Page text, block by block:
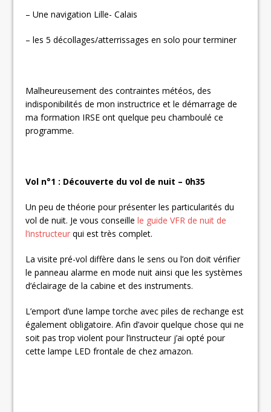
– Une navigation Lille- Calais
– les 5 décollages/atterrissages en solo pour terminer
Malheureusement des contraintes météos, des
indisponibilités de mon instructrice et le démarrage de
ma formation IRSE ont quelque peu chamboulé ce
programme.
Vol n°1 : Découverte du vol de nuit – 0h35
Un peu de théorie pour présenter les particularités du
vol de nuit. Je vous conseillele guide VFR de nuit de
l’instructeur qui est très complet.
La visite pré-vol diffère dans le sens ou l’on doit vérifier
le panneau alarme en mode nuit ainsi que les systèmes
d’éclairage de la cabine et des instruments.
L’emport d’une lampe torche avec piles de rechange est
également obligatoire. Afin d’avoir quelque chose qui ne
soit pas trop violent pour l’instructeur j’ai opté pour
cette lampe LED frontale de chez amazon.